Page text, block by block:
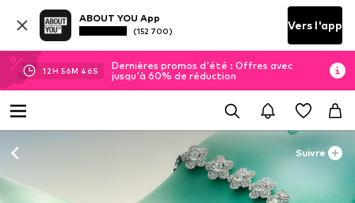
ABOUT YOU App
(152 700) Vers l'app
12H 56M 45S
Dernières promos d'été : Offres avec
jusqu'à 60% de réduction
Suivre